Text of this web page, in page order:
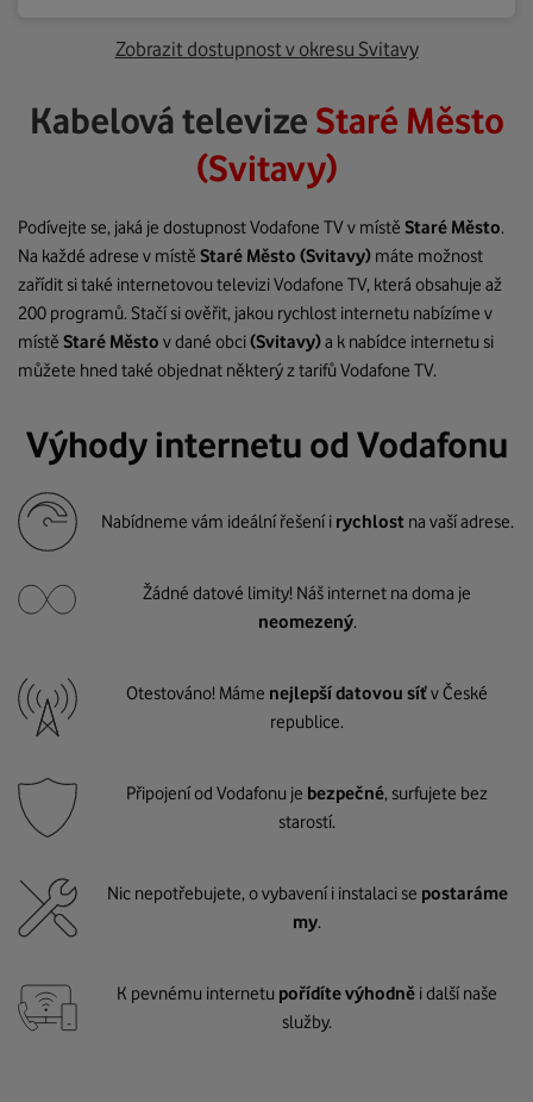
Zobrazit dostupnost v okresu Svitavy
Kabelová televize Staré Město
(Svitavy)
Podívejte se, jaká je dostupnost Vodafone TV v místě Staré Město.
Na každé adrese v místě Staré Město (Svitavy) máte možnost
zařídit si také internetovou televizi Vodafone TV, která obsahuje až
200 programů. Stačí si ověřit, jakou rychlost internetu nabízíme v
místě Staré Město v dané obci(Svitavy)a k nabídce internetu si
můžete hned také objednat některý z tarifů Vodafone TV.
Výhody internetu od Vodafonu
Nabídneme vám ideální řešení i rychlost na vaší adrese.
Žádné datové limity! Náš internet na doma je
neomezený.
Otestováno! Máme nejlepší datovou síťv České
republice.
Připojení od Vodafonu je bezpečné, surfujete bez
starostí.
Nic nepotřebujete, o vybavení i instalaci se postaráme
my.
K pevnému internetu pořídíte výhodně i další naše
služby.